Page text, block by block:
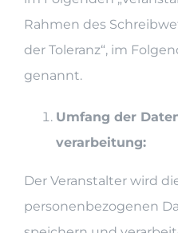
Rahmen des
der Toleranz“, im
genannt.
Umfang der
verarbeitung:
Der Veranstalter wird
personenbezogenen